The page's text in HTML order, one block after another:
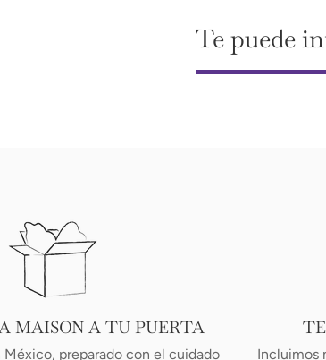
Te puede
MAISON A TU PUERTA
México, preparado con el cuidado
Incluimos